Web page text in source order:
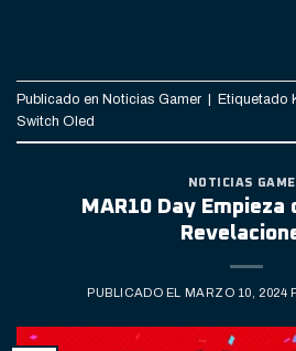
Publicado en Noticias Gamer Etiquetado
Switch Oled
NOTICIAS
MAR10 Day Empieza
PUBLICADO EL MARZO 10, 2024